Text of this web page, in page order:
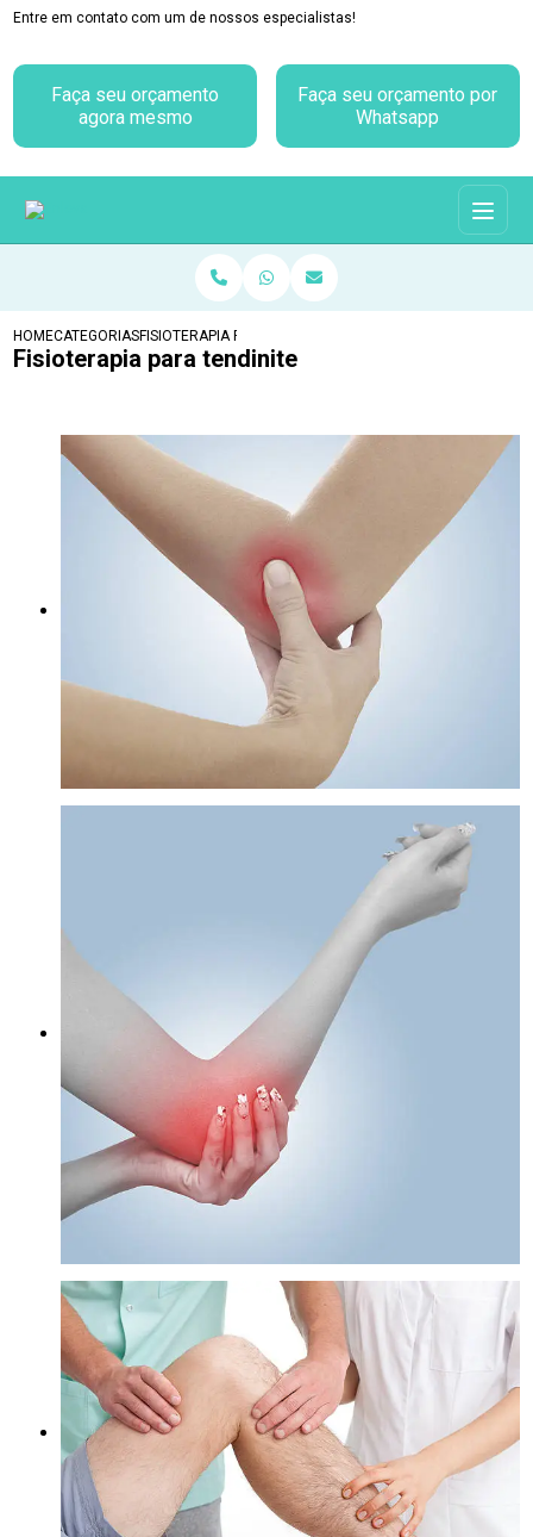
Entre em contato com um de nossos especialistas!
Faça seu orçamento
agora mesmo
Faça seu orçamento por
Whatsapp
HOMECATEGORIASFISIOTERAPIA PARA TENDINITE
Fisioterapia para tendinite